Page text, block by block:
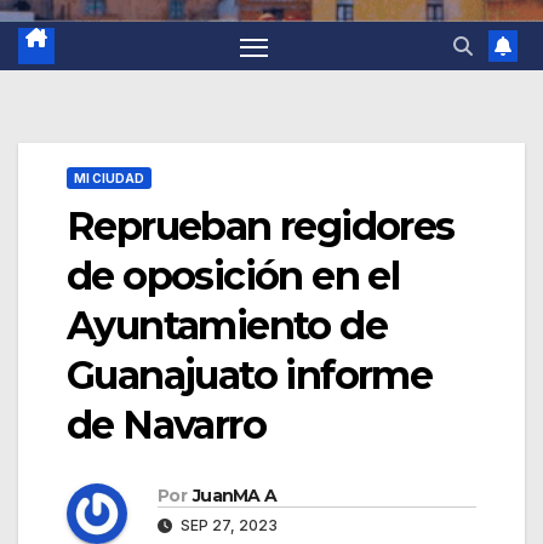
MI CIUDAD
Reprueban regidores
de oposición en el
Ayuntamiento de
Guanajuato informe
de Navarro
Por JuanMA A
SEP 27, 2023